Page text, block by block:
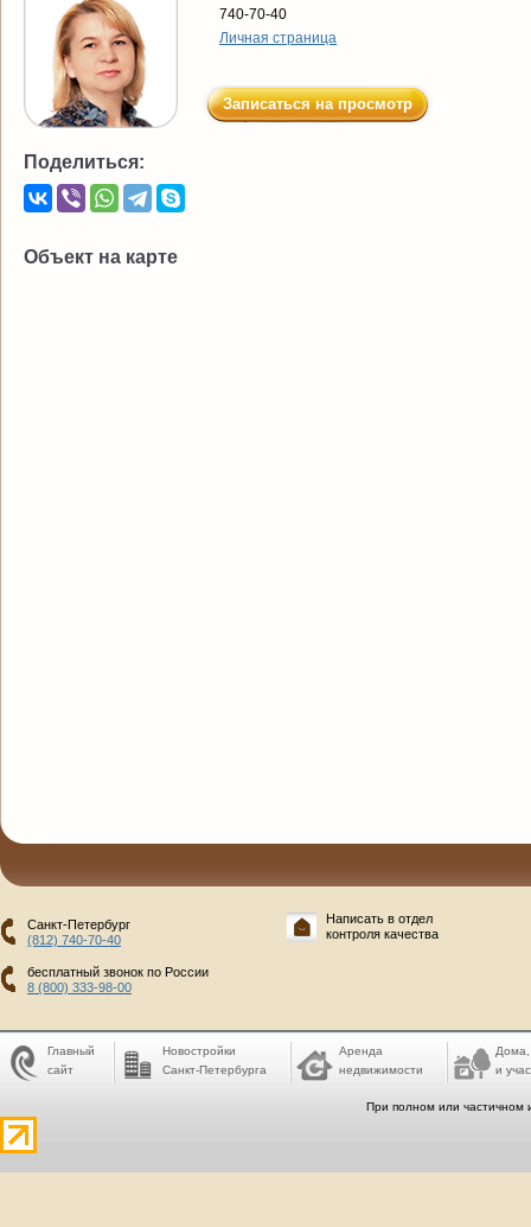
740-70-40
Личная страница
Записаться на просмотр
Поделиться:
Объект на карте
Санкт-Петербург
(812) 740-70-40
бесплатный звонок по России
8 (800) 333-98-00
Написать в отдел
контроля качества
Главный
сайт
Новостройки
Санкт-Петербурга
Аренда
недвижимости
Дома,
и
При полном или частичном